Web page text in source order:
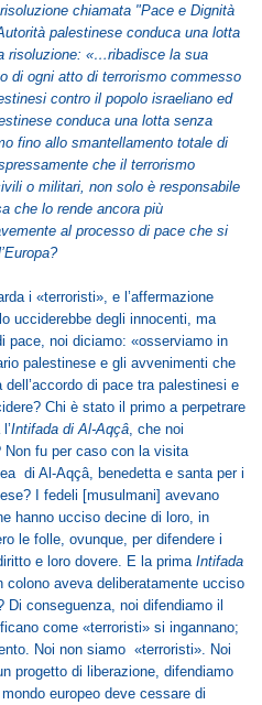
chiamata "Pace e Dignità
palestinese conduca una lotta
risoluzione: «…ribadisce la sua
di ogni atto di terrorismo commesso
contro il popolo israeliano ed
conduca una lotta senza
fino allo smantellamento totale di
che il terrorismo
o militari, non solo è responsabile
che lo rende ancora più
al processo di pace che si
i «terroristi», e l’affermazione
ucciderebbe degli innocenti, ma
pace, noi diciamo: «osserviamo in
palestinese e gli avvenimenti che
di pace tra palestinesi e
Chi è stato il primo a perpetrare
Intifada di Al-Aqçâ , che noi
Non fu per caso con la visita
di Al-Aqçâ, benedetta e santa per i
I fedeli [musulmani] avevano
hanno ucciso decine di loro, in
le folle, ovunque, per difendere i
e loro dovere. E la primaIntifada
colono aveva deliberatamente ucciso
Di conseguenza, noi difendiamo il
come «terroristi» si ingannano;
Noi non siamo «terroristi». Noi
progetto di liberazione, difendiamo
europeo deve cessare di